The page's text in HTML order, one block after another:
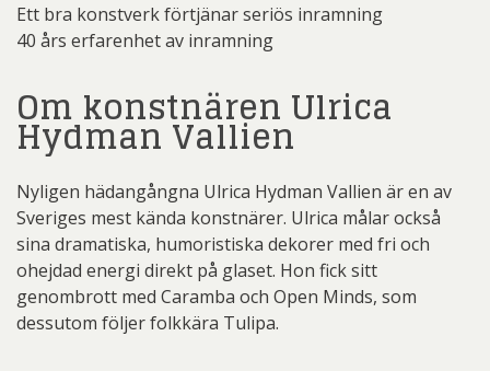
Ett bra konstverk förtjänar seriös inramning
40 års erfarenhet av inramning
Om konstnären Ulrica
Hydman Vallien
Nyligen hädangångna Ulrica Hydman Vallien är en av
Sveriges mest kända konstnärer. Ulrica målar också
sina dramatiska, humoristiska dekorer med fri och
ohejdad energi direkt på glaset. Hon fick sitt
genombrott med Caramba och Open Minds, som
dessutom följer folkkära Tulipa.